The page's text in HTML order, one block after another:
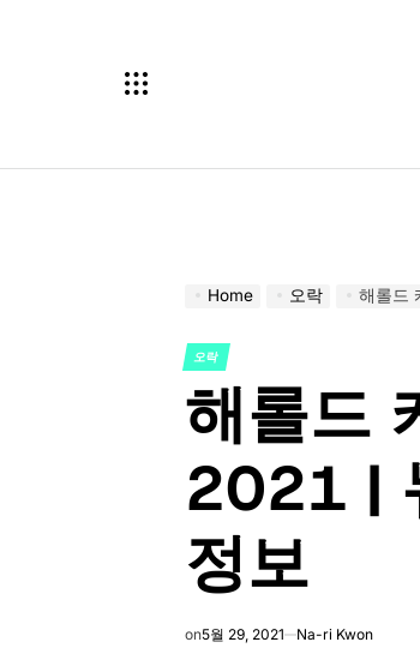
Home 오락 해롤드
POSTED
IN
오락
해롤드
2021 |
정보
on5월 29, 2021 Na-ri Kwon